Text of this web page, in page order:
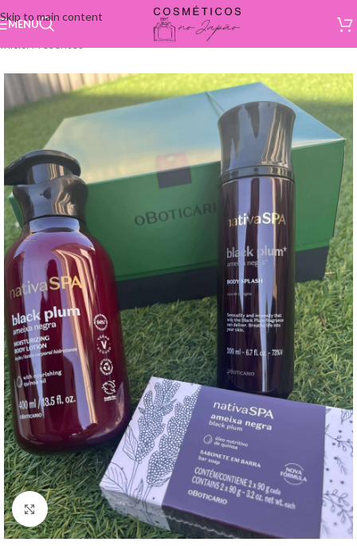
Skip to main content
MENU
Click to enlarge